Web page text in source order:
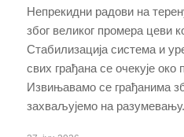
Непрекидни радови на
због великог промера цеви
Стабилизација система и
свих грађана се очекује око
Извињавамо се грађанима
захваљујемо на разумевању.